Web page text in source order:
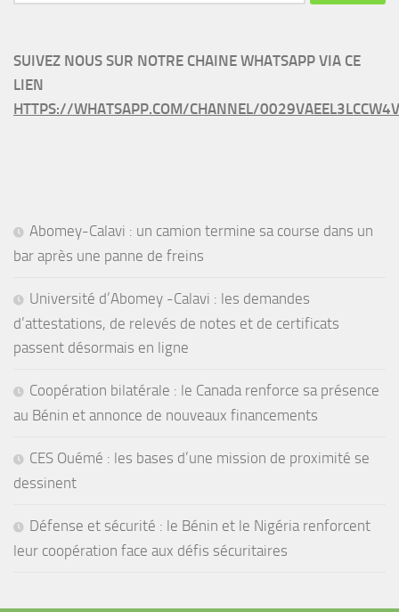
SUIVEZ NOUS SUR NOTRE CHAINE WHATSAPP VIA CE
LIEN
HTTPS://WHATSAPP.COM/CHANNEL/
Abomey-Calavi : un camion termine sa course dans un
bar après une panne de freins
Université d’Abomey -Calavi : les demandes
d’attestations, de relevés de notes et de certificats
passent désormais en ligne
Coopération bilatérale : le Canada renforce sa présence
au Bénin et annonce de nouveaux financements
CES Ouémé : les bases d’une mission de proximité se
dessinent
Défense et sécurité : le Bénin et le Nigéria renforcent
leur coopération face aux défis sécuritaires